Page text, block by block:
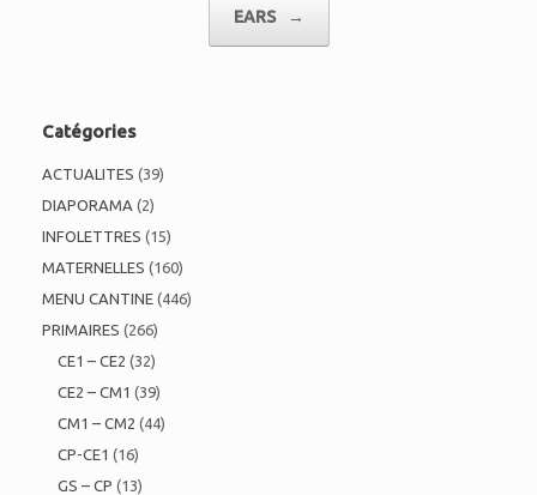
EARS →
Catégories
ACTUALITES (39)
DIAPORAMA (2)
INFOLETTRES (15)
MATERNELLES (160)
MENU CANTINE (446)
PRIMAIRES (266)
CE1 – CE2 (32)
CE2 – CM1 (39)
CM1 – CM2 (44)
CP-CE1 (16)
GS – CP (13)